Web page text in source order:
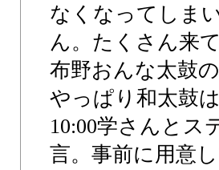
なくなってしま
ん。たくさん来
布野おんな太鼓
やっぱり和太鼓
10:00学さんとス
言。事前に用意